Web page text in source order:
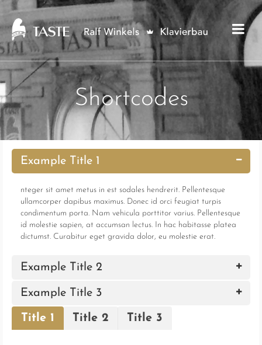
Shortcodes
Example Title 1
nteger sit amet metus in est sodales hendrerit. Pellentesque
ullamcorper dapibus maximus. Donec id orci feugiat turpis
condimentum porta. Nam vehicula porttitor varius. Pellentesque
id molestie sapien, at accumsan lectus. In hac habitasse platea
dictumst. Curabitur eget gravida dolor, eu molestie erat.
Example Title 2
Example Title 3
Title 1 Title 2 Title 3